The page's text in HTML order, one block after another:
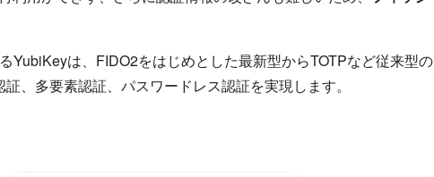
は、FIDO2をはじめとした最新型からTOTPなど従来型の
、多要素認証、パスワードレス認証を実現します。